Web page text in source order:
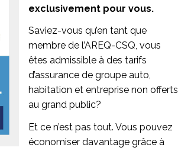
exclusivement pour vous.
Saviez-vous qu’en tant que
membre de l’AREQ-CSQ, vous
êtes admissible à des tarifs
d’assurance de groupe auto,
habitation et entreprise non offerts
au grand public?
Et ce n’est pas tout. Vous pouvez
économiser davantage grâce à